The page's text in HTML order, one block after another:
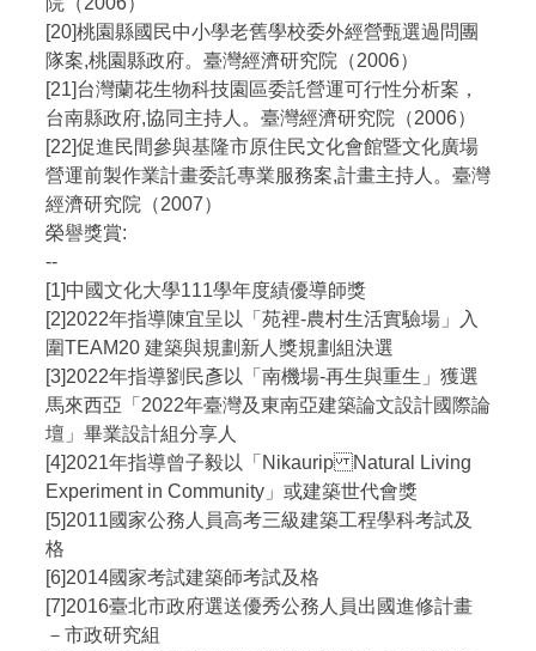
[20]桃園縣國民中小學老舊學校委外經營甄選過問團
隊案,桃園縣政府。臺灣經濟研究院（2006）
[21]台灣蘭花生物科技園區委託營運可行性分析案，
台南縣政府,協同主持人。臺灣經濟研究院（2006）
[22]促進民間參與基隆市原住民文化會館暨文化廣場
營運前製作業計畫委託專業服務案,計畫主持人。臺灣
經濟研究院（2007）
榮譽獎賞:
--
[1]中國文化大學111學年度績優導師獎
[2]2022年指導陳宜呈以「苑裡-農村生活實驗場」入
圍TEAM20 建築與規劃新人獎規劃組決選
[3]2022年指導劉民彥以「南機場-再生與重生」獲選
馬來西亞「2022年臺灣及東南亞建築論文設計國際論
壇」畢業設計組分享人
[4]2021年指導曾子毅以「Nikaurip Natural Living
Experiment in Community」或建築世代會獎
[5]2011國家公務人員高考三級建築工程學科考試及
格
[6]2014國家考試建築師考試及格
[7]2016臺北市政府選送優秀公務人員出國進修計畫
－市政研究組